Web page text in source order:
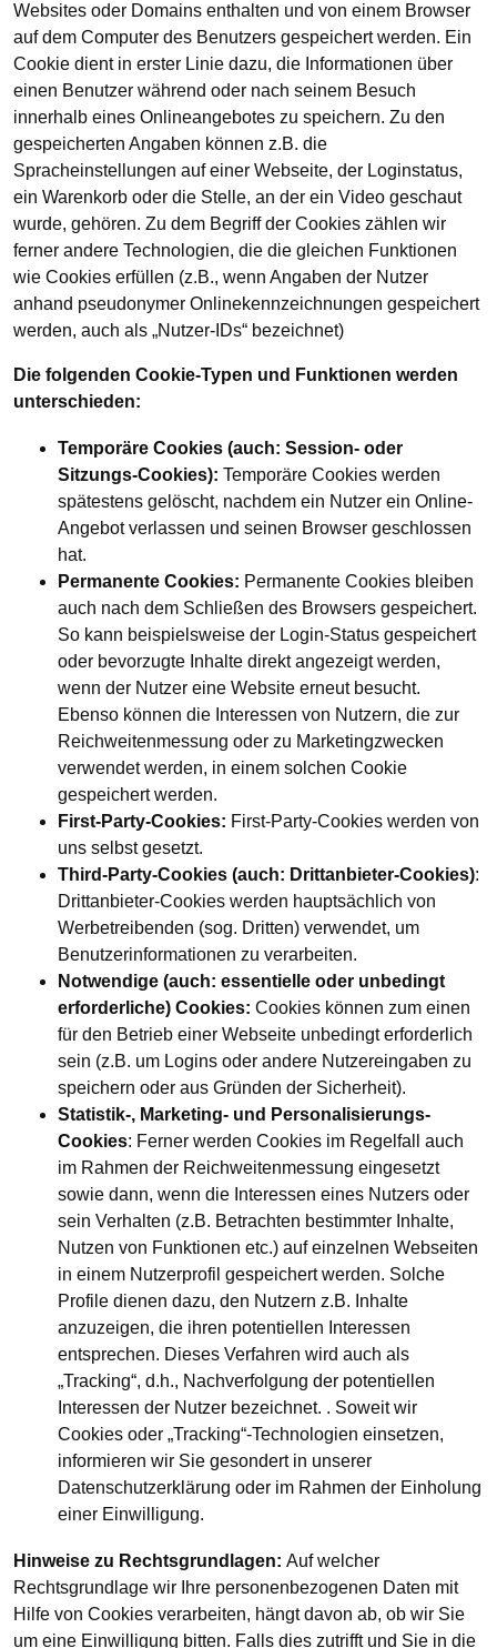
Websites oder Domains enthalten und von einem Browser
auf dem Computer des Benutzers gespeichert werden. Ein
Cookie dient in erster Linie dazu, die Informationen über
einen Benutzer während oder nach seinem Besuch
innerhalb eines Onlineangebotes zu speichern. Zu den
gespeicherten Angaben können z.B. die
Spracheinstellungen auf einer Webseite, der Loginstatus,
ein Warenkorb oder die Stelle, an der ein Video geschaut
wurde, gehören. Zu dem Begriff der Cookies zählen wir
ferner andere Technologien, die die gleichen Funktionen
wie Cookies erfüllen (z.B., wenn Angaben der Nutzer
anhand pseudonymer Onlinekennzeichnungen gespeichert
werden, auch als „Nutzer-IDs“ bezeichnet)
Die folgenden Cookie-Typen und Funktionen werden
unterschieden:
Temporäre Cookies (auch: Session- oder
Sitzungs-Cookies): Temporäre Cookies werden
spätestens gelöscht, nachdem ein Nutzer ein Online-
Angebot verlassen und seinen Browser geschlossen
hat.
Permanente Cookies: Permanente Cookies bleiben
auch nach dem Schließen des Browsers gespeichert.
So kann beispielsweise der Login-Status gespeichert
oder bevorzugte Inhalte direkt angezeigt werden,
wenn der Nutzer eine Website erneut besucht.
Ebenso können die Interessen von Nutzern, die zur
Reichweitenmessung oder zu Marketingzwecken
verwendet werden, in einem solchen Cookie
gespeichert werden.
First-Party-Cookies: First-Party-Cookies werden von
uns selbst gesetzt.
Third-Party-Cookies (auch: Drittanbieter-Cookies):
Drittanbieter-Cookies werden hauptsächlich von
Werbetreibenden (sog. Dritten) verwendet, um
Benutzerinformationen zu verarbeiten.
Notwendige (auch: essentielle oder unbedingt
erforderliche) Cookies: Cookies können zum einen
für den Betrieb einer Webseite unbedingt erforderlich
sein (z.B. um Logins oder andere Nutzereingaben zu
speichern oder aus Gründen der Sicherheit).
Statistik-, Marketing- und Personalisierungs-
Cookies: Ferner werden Cookies im Regelfall auch
im Rahmen der Reichweitenmessung eingesetzt
sowie dann, wenn die Interessen eines Nutzers oder
sein Verhalten (z.B. Betrachten bestimmter Inhalte,
Nutzen von Funktionen etc.) auf einzelnen Webseiten
in einem Nutzerprofil gespeichert werden. Solche
Profile dienen dazu, den Nutzern z.B. Inhalte
anzuzeigen, die ihren potentiellen Interessen
entsprechen. Dieses Verfahren wird auch als
„Tracking“, d.h., Nachverfolgung der potentiellen
Interessen der Nutzer bezeichnet. . Soweit wir
Cookies oder „Tracking“-Technologien einsetzen,
informieren wir Sie gesondert in unserer
Datenschutzerklärung oder im Rahmen der Einholung
einer Einwilligung.
Hinweise zu Rechtsgrundlagen: Auf welcher
Rechtsgrundlage wir Ihre personenbezogenen Daten mit
Hilfe von Cookies verarbeiten, hängt davon ab, ob wir Sie
um eine Einwilligung bitten. Falls dies zutrifft und Sie in die